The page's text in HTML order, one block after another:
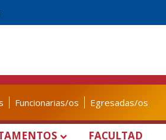
Funcionarias/os Egresadas/os
FACULTAD